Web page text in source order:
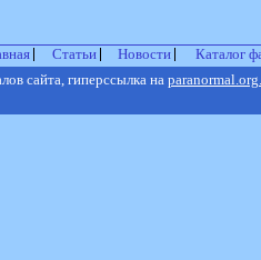
Статьи Новости
Каталог
сайта, гиперссылка на